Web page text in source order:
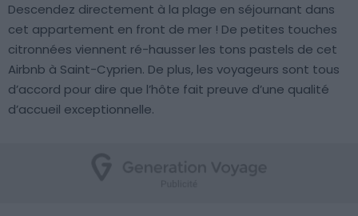
Descendez directement à la plage en séjournant dans
cet appartement en front de mer ! De petites touches
citronnées viennent ré-hausser les tons pastels de cet
Airbnb à Saint-Cyprien. De plus, les voyageurs sont tous
d’accord pour dire que l’hôte fait preuve d’une qualité
d’accueil exceptionnelle.